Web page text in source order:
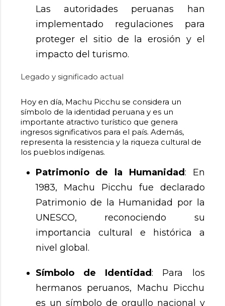
Las autoridades peruanas han
implementado regulaciones para
proteger el sitio de la erosión y el
impacto del turismo.
Legado y significado actual
Hoy en día, Machu Picchu se considera un
símbolo de la identidad peruana y es un
importante atractivo turístico que genera
ingresos significativos para el país. Además,
representa la resistencia y la riqueza cultural de
los pueblos indígenas.
Patrimonio de la Humanidad: En
1983, Machu Picchu fue declarado
Patrimonio de la Humanidad por la
UNESCO, reconociendo su
importancia cultural e histórica a
nivel global.
Símbolo de Identidad: Para los
hermanos peruanos, Machu Picchu
es un símbolo de orgullo nacional y